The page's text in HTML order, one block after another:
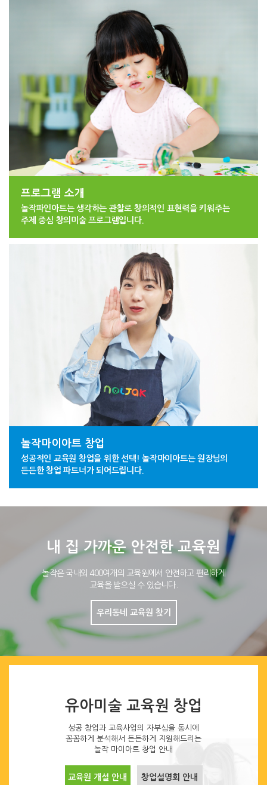
프로그램 소개
놀작파인아트는 생각하는 관찰로 창의적인 표현력을 키워주는
주제 중심 창의미술 프로그램입니다.
놀작마이아트 창업
성공적인 교육원 창업을 위한 선택! 놀작마이아트는 원장님의
든든한 창업 파트너가 되어드립니다.
내 집 가까운 안전한 교육원
놀작은 국내외 400여개의 교육원에서 안전하고 편리하게
교육을 받으실 수 있습니다.
우리동네 교육원 찾기
유아미술 교육원 창업
성공 창업과 교육사업의 자부심을 동시에
꼼꼼하게 분석해서 든든하게 지원해드리는
놀작 마이아트 창업 안내
교육원 개설 안내 창업설명회 안내